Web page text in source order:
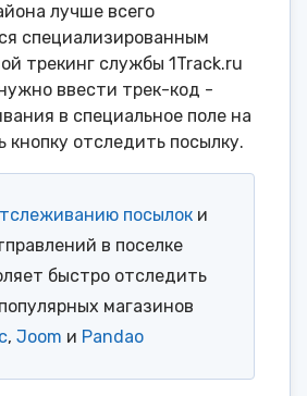
лучше всего
специализированным
трекинг службы 1Track.ru
ввести трек-код -
в специальное поле на
кнопку отследить посылку.
посылок и
в поселке
быстро отследить
магазинов
, Joom и Pandao